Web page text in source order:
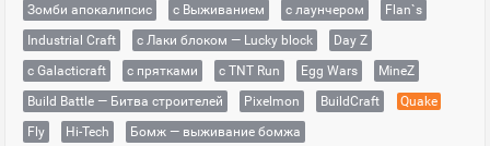
Зомби апокалипсис
с Выживанием с лаунчером
Flan`s
Industrial Craft
с Лаки блоком — Lucky block
Day Z
с Galacticraft
с прятками с TNT Run Egg Wars
MineZ
Build Battle — Битва строителей
Pixelmon BuildCraft
Quake
Fly
Hi-Tech
Бомж — выживание бомжа